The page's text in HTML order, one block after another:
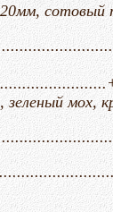
сотовый
мох,